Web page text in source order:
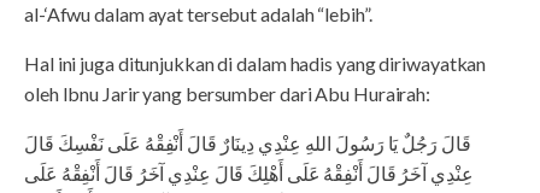
al-‘Afwu dalam ayat tersebut adalah “lebih”.
Hal ini juga ditunjukkan di dalam hadis yang diriwayatkan
oleh Ibnu Jarir yang bersumber dari Abu Hurairah:
قَالَ رَجُلٌ يَا رَسُولَ اللهِ عِنْدِي دِينَارٌ قَالَ أَنْفِقْهُ عَلَى نَفْسِكَ قَالَ
عِنْدِي آخَرُ قَالَ أَنْفِقْهُ عَلَى أَهْلِكَ قَالَ عِنْدِي آخَرُ قَالَ أَنْفِقْهُ عَلَى